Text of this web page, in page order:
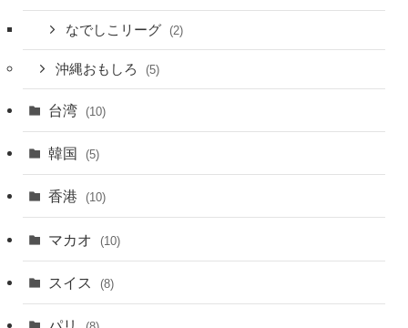
なでしこリーグ (2)
沖縄おもしろ (5)
台湾 (10)
韓国 (5)
香港 (10)
マカオ (10)
スイス (8)